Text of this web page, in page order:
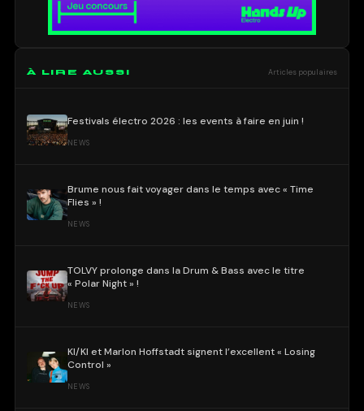
À LIRE AUSSI Articles populaires
Festivals électro 2026 : les events à faire en juin !
NEWS
Brume nous fait voyager dans le temps avec « Time
Flies » !
NEWS
TOLVY prolonge dans la Drum & Bass avec le titre
« Polar Night » !
NEWS
KI/KI et Marlon Hoffstadt signent l’excellent « Losing
Control »
NEWS